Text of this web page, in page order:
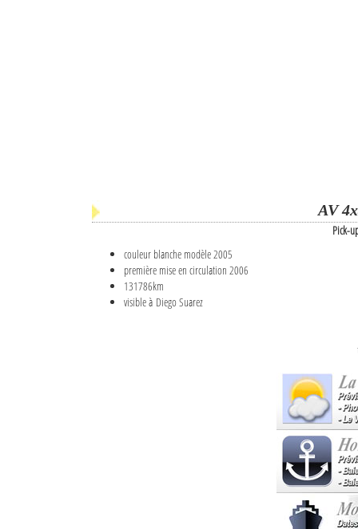
AV
Pick-
couleur blanche modèle 2005
première mise en circulation 2006
131786km
visible à Diego Suarez